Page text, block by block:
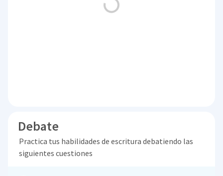
Debate
Practica tus habilidades de escritura debatiendo las
siguientes cuestiones